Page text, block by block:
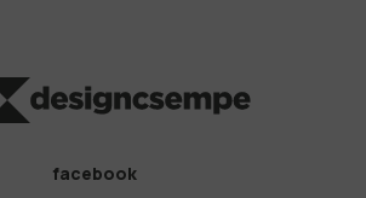
facebook